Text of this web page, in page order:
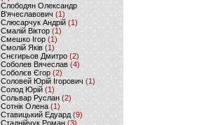
Слободян Олександр
В'ячеславович(1)
Слюсарчук Андрій(1)
Смалій Віктор (1)
Смешко Ігор (1)
Смолій Яків (1)
Снєгирьов Дмитро (2)
Соболев Вячеслав (4)
Соболєв Єгор(2)
Соловей Юрій Ігорович (1)
Солод Юрій (1)
Сольвар Руслан (2)
Сотнік Олена(1)
Ставицький Едуард (9)
Стаднійчук Роман(3)